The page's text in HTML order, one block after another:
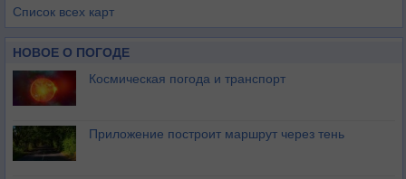
Список всех карт
НОВОЕ О ПОГОДЕ
Космическая погода и транспорт
Приложение построит маршрут через тень